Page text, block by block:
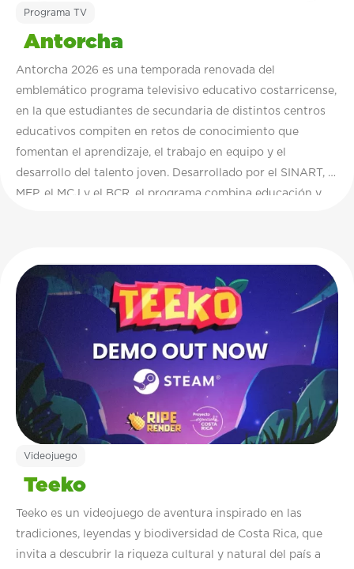
Programa TV
Antorcha
Antorcha 2026 es una temporada renovada del
emblemático programa televisivo educativo costarricense,
en la que estudiantes de secundaria de distintos centros
educativos compiten en retos de conocimiento que
fomentan el aprendizaje, el trabajo en equipo y el
desarrollo del talento joven. Desarrollado por el SINART, el
MEP, el MCJ y el BCR, el programa combina educación y
Videojuego
Teeko
Teeko es un videojuego de aventura inspirado en las
tradiciones, leyendas y biodiversidad de Costa Rica, que
invita a descubrir la riqueza cultural y natural del país a